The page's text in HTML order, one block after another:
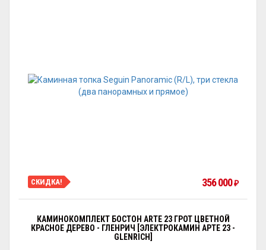
СКИДКА! 356 000₽
КАМИНОКОМПЛЕКТ БОСТОН ARTE 23 ГРОТ ЦВЕТНОЙ
КРАСНОЕ ДЕРЕВО - ГЛЕНРИЧ [ЭЛЕКТРОКАМИН АРТЕ 23 -
GLENRICH]